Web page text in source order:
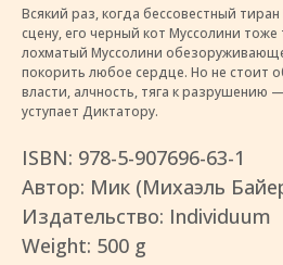
Всякий раз, когда бессовестный
сцену, его черный кот Муссолини тоже
лохматый Муссолини
покорить любое сердце. Но не стоит
власти, алчность, тяга к разрушению
уступает Диктатору.
ISBN: 978-5-907696-63-1
Автор: Мик (Михаэль
Издательство: Individuum
Weight: 500 g